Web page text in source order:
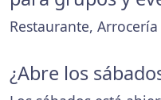
Restaurante, Arrocería
¿Abre los